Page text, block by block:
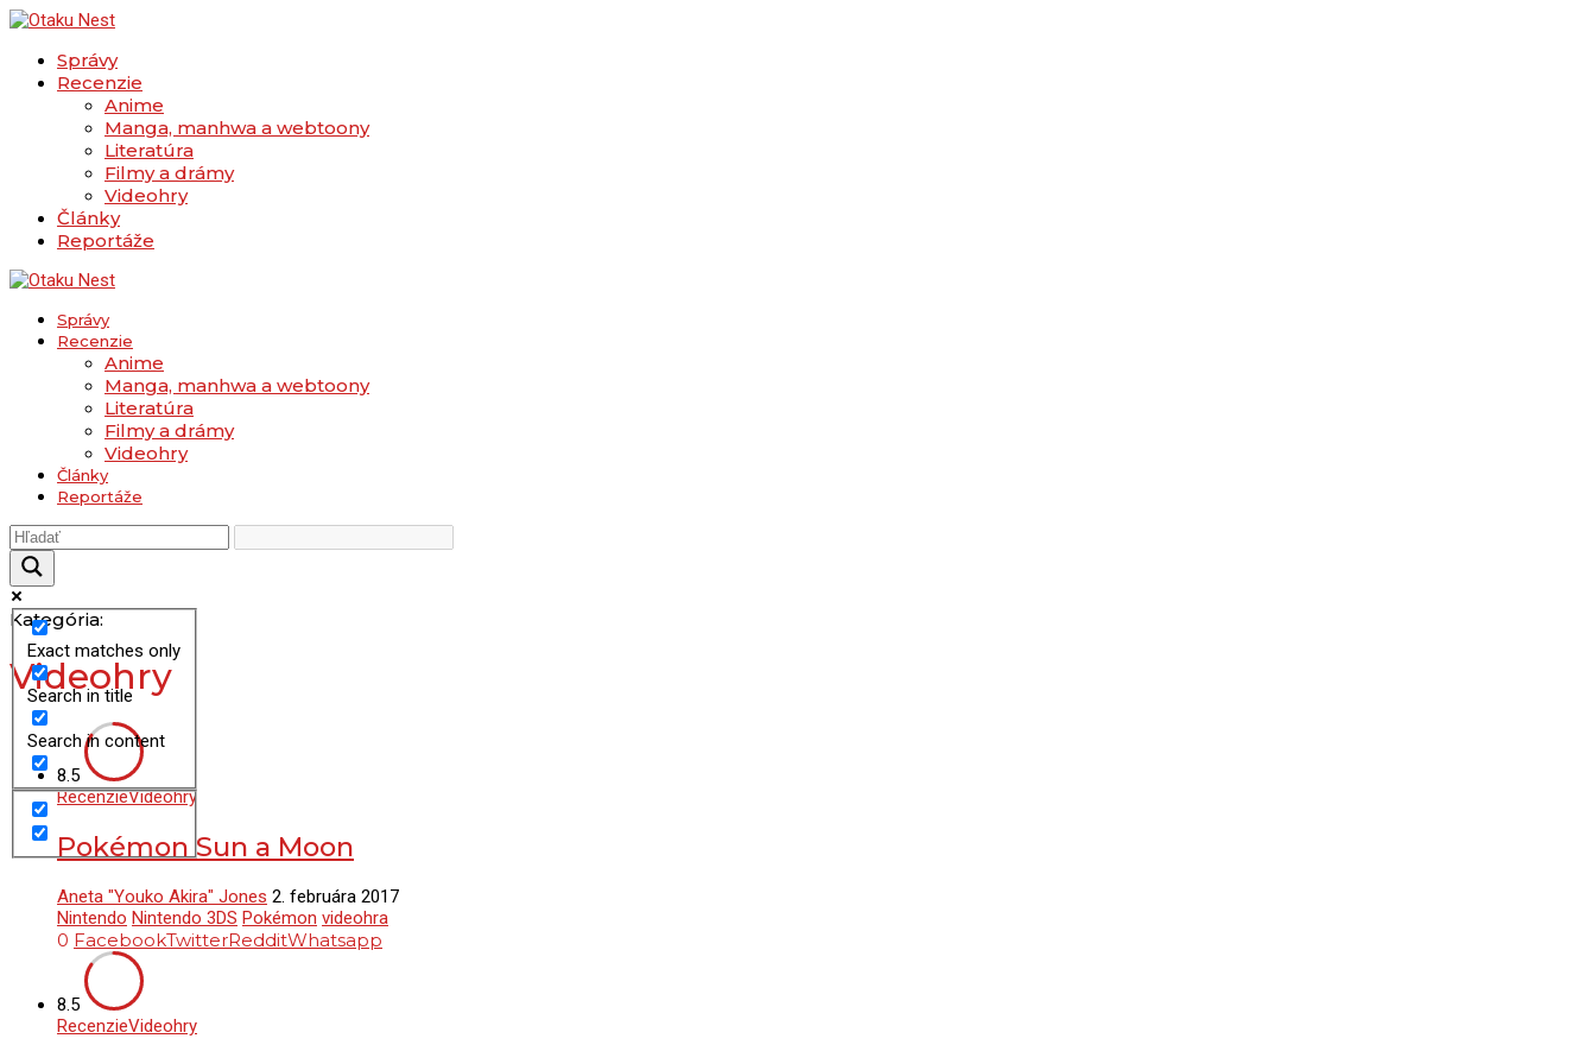
Správy
Recenzie
Anime
Manga, manhwa a webtoony
Literatúra
Filmy a drámy
Videohry
Články
Reportáže
Správy
Recenzie
Anime
Manga, manhwa a webtoony
Literatúra
Filmy a drámy
Videohry
Články
Reportáže
Exact matches only
Search in title
Search in content
Kategória:
Videohry
8.5
RecenzieVideohry
Pokémon Sun a Moon
Aneta "Youko Akira" Jones 2. februára 2017
Nintendo Nintendo 3DS Pokémon videohra
0 FacebookTwitterRedditWhatsapp
8.5
RecenzieVideohry